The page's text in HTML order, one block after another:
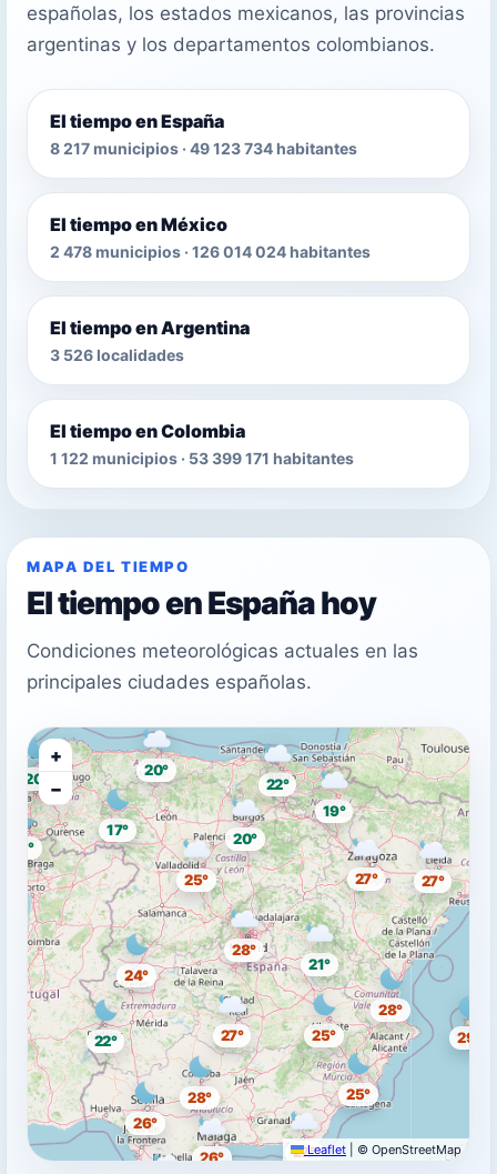
españolas, los estados mexicanos, las provincias
argentinas y los departamentos colombianos.
El tiempo en España
8 217 municipios · 49 123 734 habitantes
El tiempo en México
2 478 municipios · 126 014 024 habitantes
El tiempo en Argentina
3 526 localidades
El tiempo en Colombia
1 122 municipios · 53 399 171 habitantes
MAPA DEL TIEMPO
El tiempo en España hoy
Condiciones meteorológicas actuales en las
principales ciudades españolas.
28°
28°
27°
26°
26°
25°
22°
28°
25°
21°
20°
20°
19°
27°
20°
25°
22°
27°
27°
17°
29°
21°
24°
+
−
Leaflet © OpenStreetMap